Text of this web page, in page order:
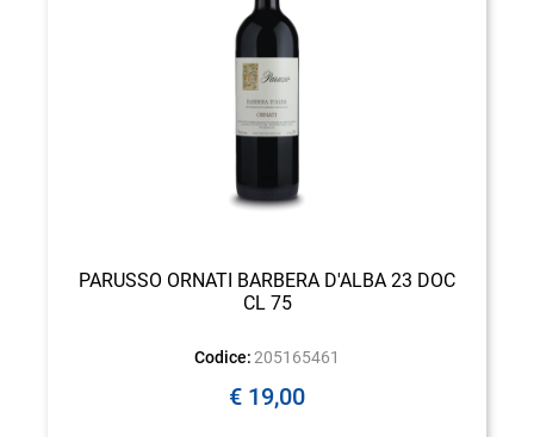
PARUSSO ORNATI BARBERA D'ALBA 23 DOC
CL 75
Codice: 205165461
€ 19,00